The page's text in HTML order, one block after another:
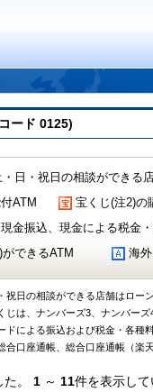
ード 0125)
日・祝日の相談ができる
ATM
宝くじ(注2)の
金振込、現金による税金
できるATM
海
祝日の相談ができる店舗はロー
じは、ナンバーズ3、ナンバー
ドによる振込および税金・各種
合口座通帳、総合口座通帳（楽
。 1～ 11件を表示して